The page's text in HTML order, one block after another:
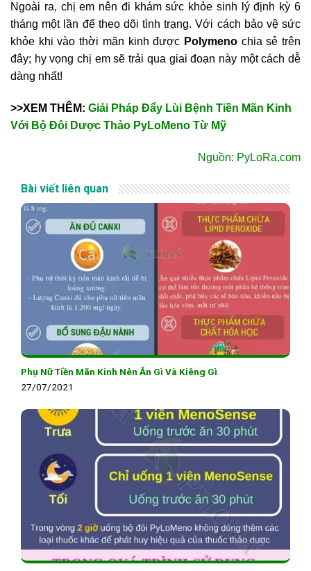
Ngoài ra, chị em nên đi khám sức khỏe sinh lý định kỳ 6
tháng một lần để theo dõi tình trạng. Với cách bảo vệ sức
khỏe khi vào thời mãn kinh được Polymenochia sẻ trên
đây; hy vọng chị em sẽ trải qua giai đoạn này một cách dễ
dàng nhất!
>>XEM THÊM: Giải Pháp Đẩy Lùi Bệnh Tiền Mãn Kinh
Với Bộ Đôi Dược Thảo PyLoMeno Từ Mỹ
Nguồn: PyLoRa.com
Bài viết liên quan
Phụ Nữ Tiền Mãn Kinh Nên Ăn Gì Và Kiêng Gì
27/07/2021